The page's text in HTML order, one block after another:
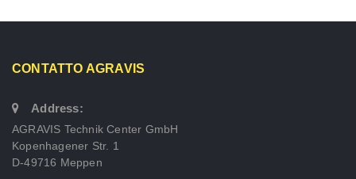
CONTATTO AGRAVIS
Address:
AGRAVIS Technik Center GmbH
Kopenhagener Str. 1
D-49716 Meppen